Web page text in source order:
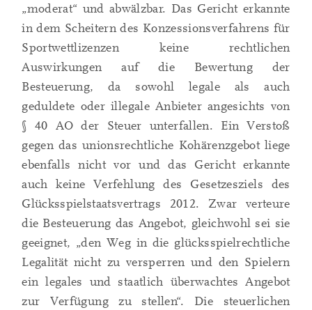
„moderat“ und abwälzbar. Das Gericht erkannte
in dem Scheitern des Konzessionsverfahrens für
Sportwettlizenzen keine rechtlichen
Auswirkungen auf die Bewertung der
Besteuerung, da sowohl legale als auch
geduldete oder illegale Anbieter angesichts von
§ 40 AO der Steuer unterfallen. Ein Verstoß
gegen das unionsrechtliche Kohärenzgebot liege
ebenfalls nicht vor und das Gericht erkannte
auch keine Verfehlung des Gesetzesziels des
Glücksspielstaatsvertrags 2012. Zwar verteure
die Besteuerung das Angebot, gleichwohl sei sie
geeignet, „den Weg in die glücksspielrechtliche
Legalität nicht zu versperren und den Spielern
ein legales und staatlich überwachtes Angebot
zur Verfügung zu stellen“. Die steuerlichen